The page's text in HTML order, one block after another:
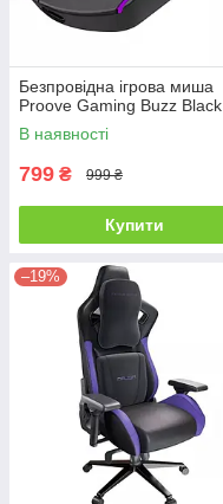
Безпровідна ігрова миша
Proove Gaming Buzz Black
В наявності
799 ₴ 999 ₴
Купити
–19%